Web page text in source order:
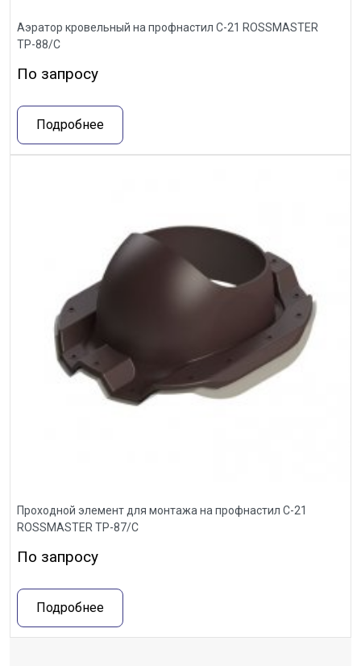
Аэратор кровельный на профнастил С-21 ROSSMASTER
ТР-88/С
По запросу
Подробнее
Проходной элемент для монтажа на профнастил С-21
ROSSMASTER ТР-87/С
По запросу
Подробнее